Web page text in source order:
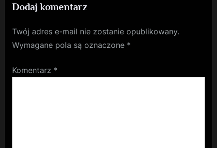
Dodaj komentarz
Twój adres e-mail nie zostanie opublikowany.
Wymagane pola są oznaczone *
Komentarz *